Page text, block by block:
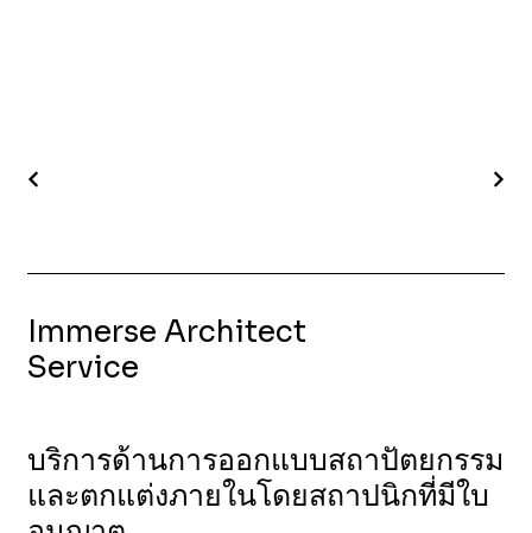
Immerse Architect
Service
บริการด้านการออกแบบสถาปัตยกรรม
และตกแต่งภายในโดยสถาปนิกที่มีใบ